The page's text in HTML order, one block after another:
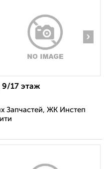
›
9/17 этаж
Запчастей, ЖК Инстеп